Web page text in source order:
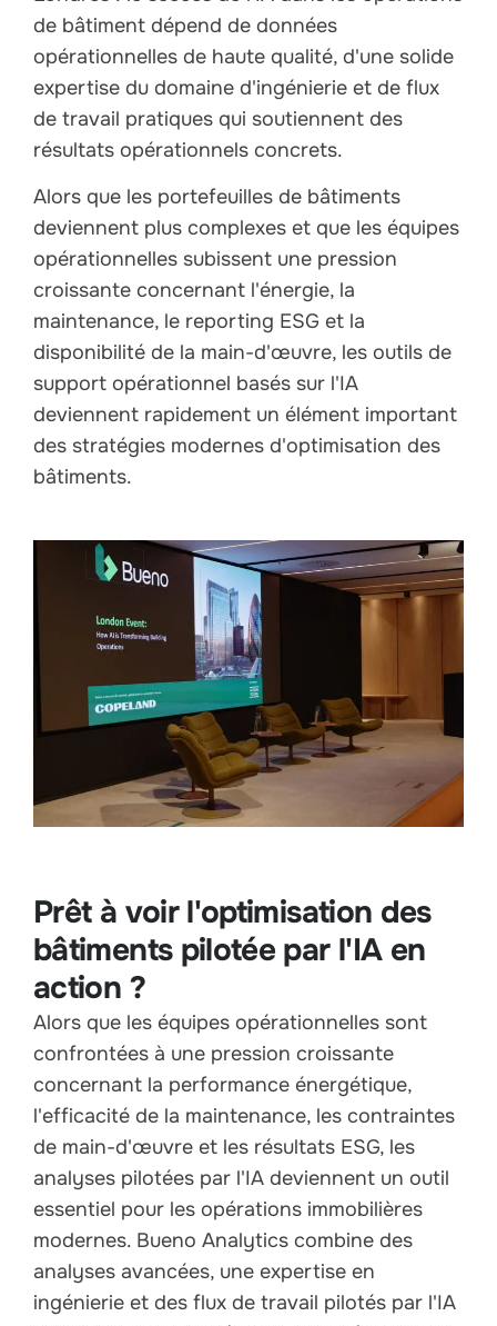
de bâtiment dépend de données
opérationnelles de haute qualité, d'une solide
expertise du domaine d'ingénierie et de flux
de travail pratiques qui soutiennent des
résultats opérationnels concrets.
Alors que les portefeuilles de bâtiments
deviennent plus complexes et que les équipes
opérationnelles subissent une pression
croissante concernant l'énergie, la
maintenance, le reporting ESG et la
disponibilité de la main-d'œuvre, les outils de
support opérationnel basés sur l'IA
deviennent rapidement un élément important
des stratégies modernes d'optimisation des
bâtiments.
Prêt à voir l'optimisation des
bâtiments pilotée par l'IA en
action ?
Alors que les équipes opérationnelles sont
confrontées à une pression croissante
concernant la performance énergétique,
l'efficacité de la maintenance, les contraintes
de main-d'œuvre et les résultats ESG, les
analyses pilotées par l'IA deviennent un outil
essentiel pour les opérations immobilières
modernes. Bueno Analytics combine des
analyses avancées, une expertise en
ingénierie et des flux de travail pilotés par l'IA